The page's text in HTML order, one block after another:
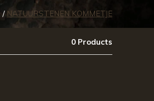
NATUURSTENEN KOMMETJE
0 Products